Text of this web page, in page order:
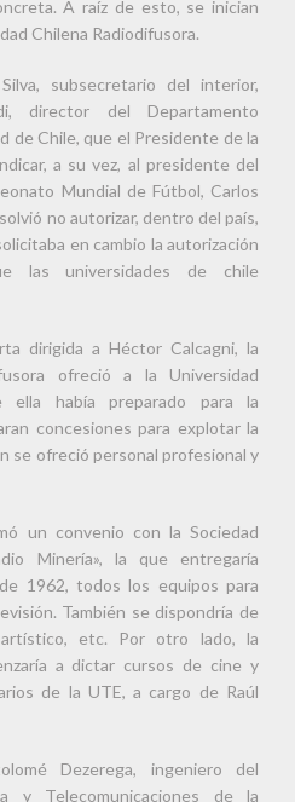
A raíz de esto, se inician
Chilena Radiodifusora.
subsecretario del interior,
director del Departamento
de Chile, que el Presidente de la
a su vez, al presidente del
Mundial de Fútbol, Carlos
no autorizar, dentro del país,
en cambio la autorización
las universidades de chile
dirigida a Héctor Calcagni, la
ofreció a la Universidad
ella había preparado para la
concesiones para explotar la
se ofreció personal profesional y
un convenio con la Sociedad
Minería», la que entregaría
1962, todos los equipos para
También se dispondría de
artístico, etc. Por otro lado, la
a dictar cursos de cine y
de la UTE, a cargo de Raúl
Dezerega, ingeniero del
y Telecomunicaciones de la